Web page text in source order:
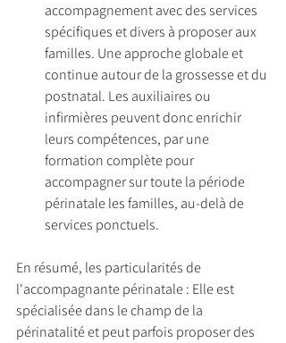
accompagnement avec des services
spécifiques et divers à proposer aux
familles. Une approche globale et
continue autour de la grossesse et du
postnatal. Les auxiliaires ou
infirmières peuvent donc enrichir
leurs compétences, par une
formation complète pour
accompagner sur toute la période
périnatale les familles, au-delà de
services ponctuels.
En résumé, les particularités de
l'accompagnante périnatale : Elle est
spécialisée dans le champ de la
périnatalité et peut parfois proposer des